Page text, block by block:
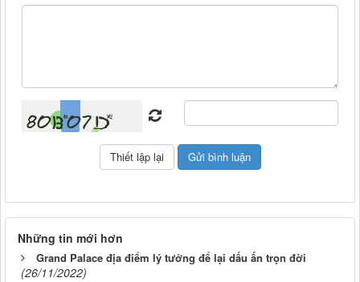
Những tin mới hơn
Grand Palace địa điểm lý tưởng để lại dấu ấn trọn đời
(26/11/2022)